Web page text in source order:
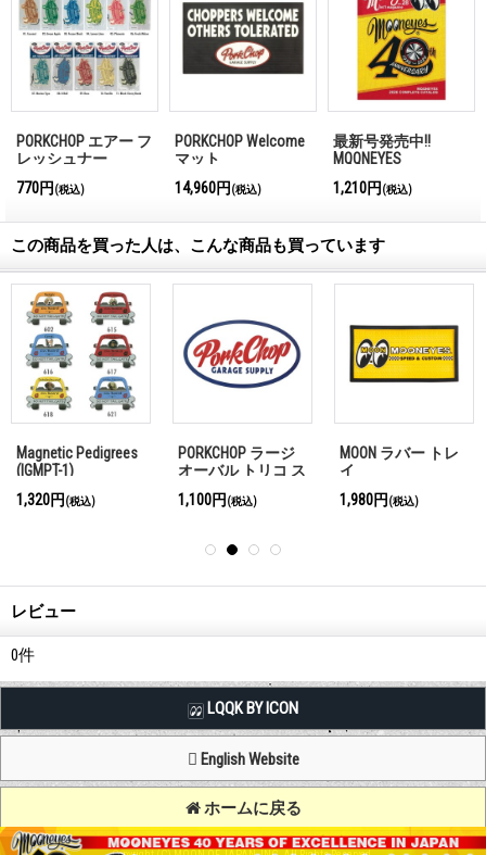
PORKCHOP エアー フ
レッシュナー
770円 (税込)
PORKCHOP Welcome
マット
14,960円 (税込)
最新号発売中!!
MQQNEYES
International
Magazine No.28 2026
1,210円 (税込)
この商品を買った人は、こんな商品も買っています
Magnetic Pedigrees
(IGMPT-1)
1,320円 (税込)
PORKCHOP ラージ
オーバル トリコ ス
テッカー
1,100円 (税込)
MOON ラバー トレ
イ
1,980円 (税込)
レビュー
0件
LQQK BY ICON
English Website
ホームに戻る